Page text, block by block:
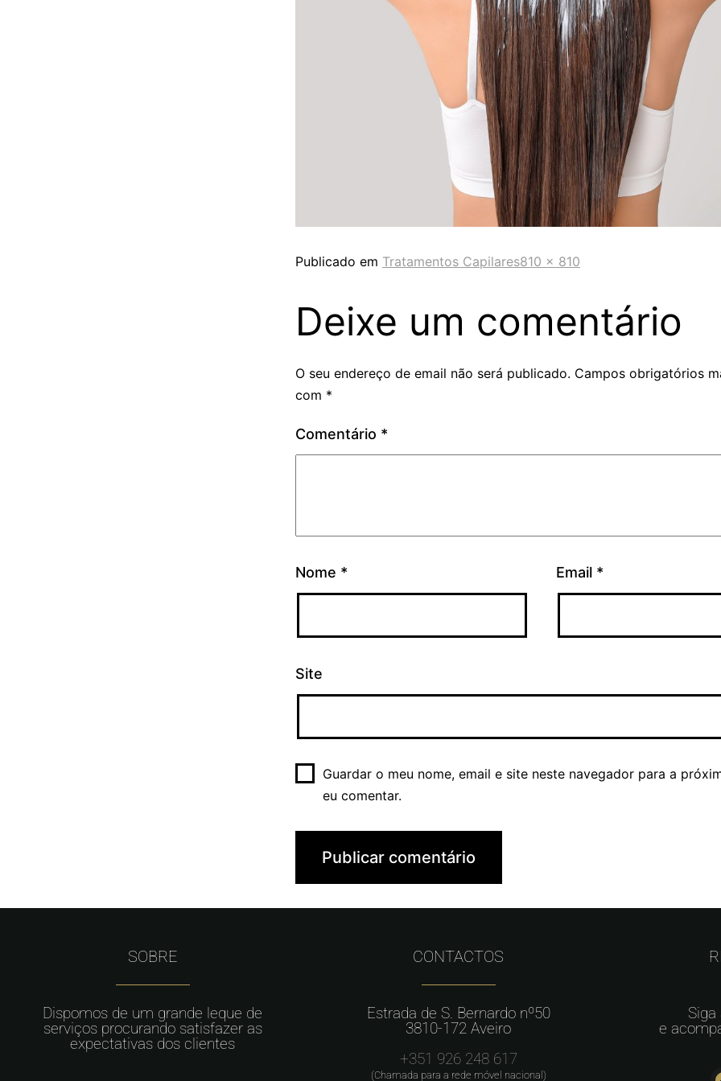
Publicado em Tratamentos Capilares810 × 810
Deixe um comentário
O seu endereço de email não será publicado. Campos obrigatórios
com *
Comentário *
Nome * Email *
Site
Guardar o meu nome, email e site neste navegador para a
eu comentar.
SOBRE
Dispomos de um grande leque de
serviços procurando satisfazer as
expectativas dos clientes
CONTACTOS
Estrada de S. Bernardo nº50
3810-172 Aveiro
+351 926 248 617
(Chamada para a rede móvel nacional)
e